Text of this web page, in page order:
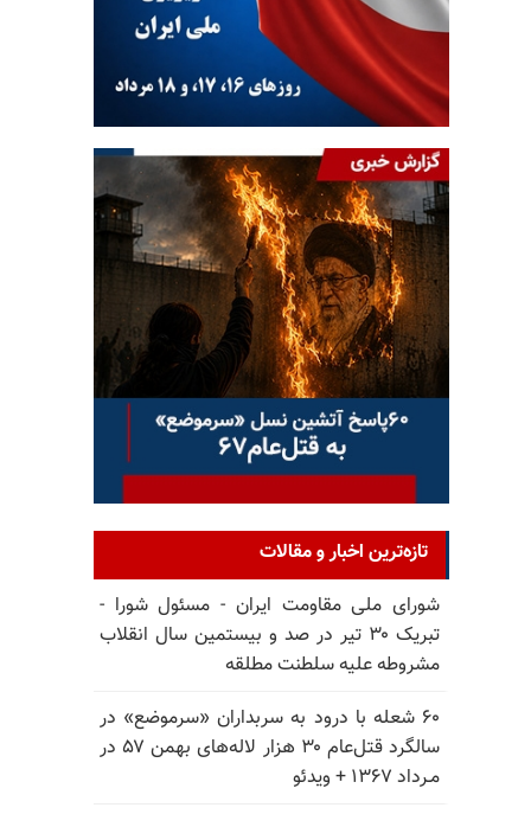
تازه‌ترین اخبار و مقالات
شورای ملی مقاومت ایران - مسئول شورا -
تبریک ۳۰ تیر در صد و بیستمین سال انقلاب
مشروطه علیه سلطنت مطلقه
۶۰ شعله با درود به سربداران «سرموضع» در
سالگرد قتل‌عام ۳۰ هزار لاله‌های بهمن ۵۷ در
مـرداد ۱۳۶۷ + ویدئو